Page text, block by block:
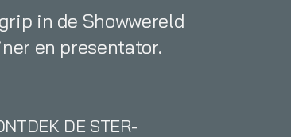
in de Showwereld
en presentator.
DE STER-